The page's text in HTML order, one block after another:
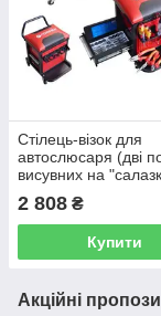
Стілець-візок для
автослюсаря (дві
висувних на
підшипниками -
F-01Z0467 (код 102)
2 808 ₴
Купити
Акційні